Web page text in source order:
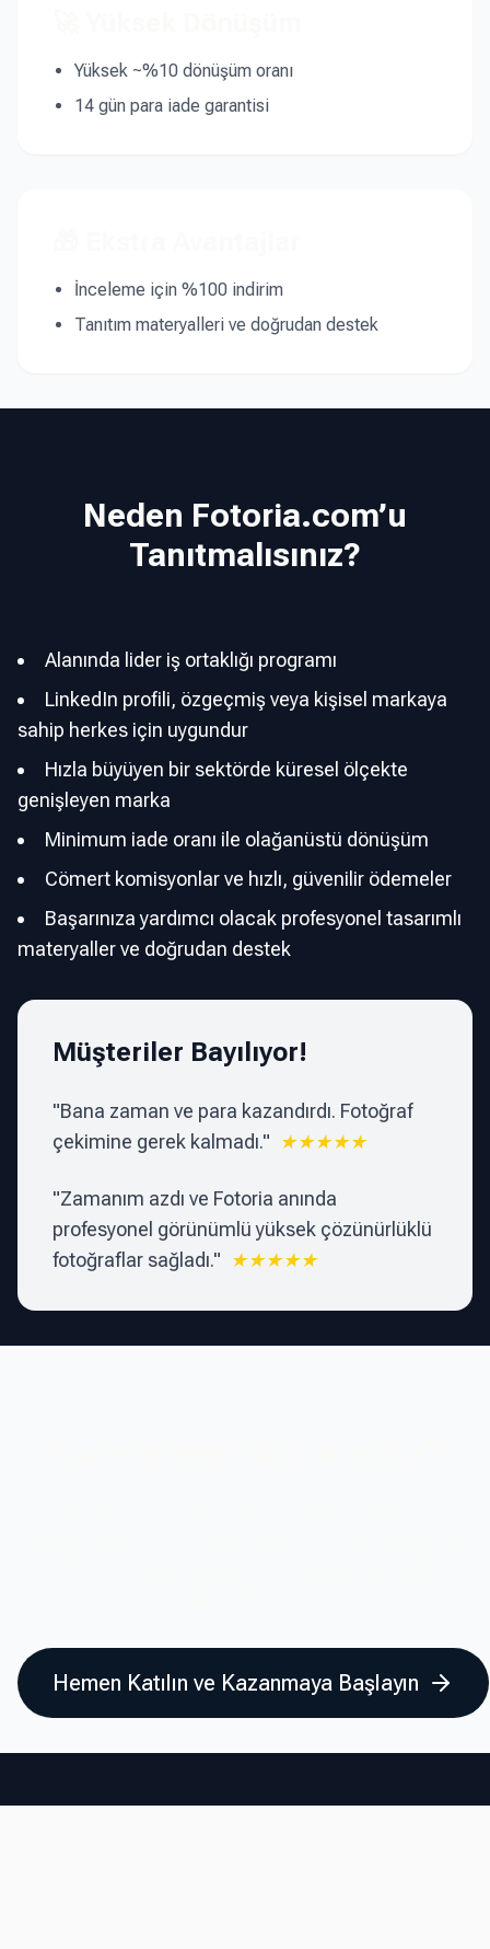
Yüksek ~%10 dönüşüm oranı
14 gün para iade garantisi
İnceleme için %100 indirim
Tanıtım materyalleri ve doğrudan destek
Neden Fotoria.com’u
Tanıtmalısınız?
Alanında lider iş ortaklığı programı
LinkedIn profili, özgeçmiş veya kişisel markaya
sahip herkes için uygundur
Hızla büyüyen bir sektörde küresel ölçekte
genişleyen marka
Minimum iade oranı ile olağanüstü dönüşüm
Cömert komisyonlar ve hızlı, güvenilir ödemeler
Başarınıza yardımcı olacak profesyonel tasarımlı
materyaller ve doğrudan destek
Müşteriler Bayılıyor!
"Bana zaman ve para kazandırdı. Fotoğraf
çekimine gerek kalmadı." ★★★★★
"Zamanım azdı ve Fotoria anında
profesyonel görünümlü yüksek çözünürlüklü
fotoğraflar sağladı." ★★★★★
Hemen Katılın ve Kazanmaya Başlayın